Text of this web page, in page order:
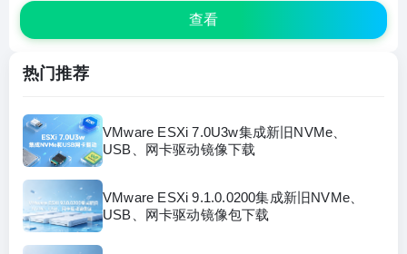
自带 DNS、DHCP 等独立服务，实现网络隔离，可在单台 ESX 主机
或...
查看
热门推荐
VMware ESXi 7.0U3w集成新旧NVMe、
USB、网卡驱动镜像下载
VMware ESXi 9.1.0.0200集成新旧NVMe、
USB、网卡驱动镜像包下载